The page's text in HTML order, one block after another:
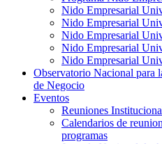
Nido Empresarial
Nido Empresarial
Nido Empresarial
Nido Empresarial
Nido Empresarial
Observatorio Nacional para
de Negocio
Eventos
Reuniones
Calendarios de
programas